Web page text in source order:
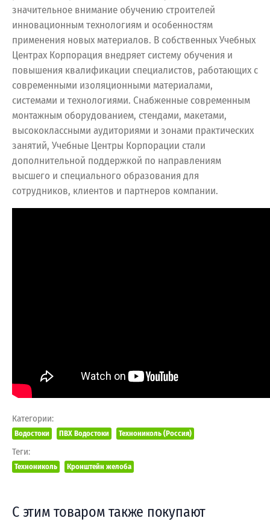
значительное внимание обучению строителей
инновационным технологиям и особенностям
применения новых материалов. В собственных Учебных
Центрах Корпорация внедряет систему обучения и
повышения квалификации специалистов, работающих с
современными изоляционными материалами,
системами и технологиями. Снабженные современным
монтажным оборудованием, стендами, макетами,
высококлассными аудиториями и зонами практических
занятий, Учебные Центры Корпорации стали
дополнительной поддержкой по направлениям
высшего и специального образования для
сотрудников, клиентов и партнеров компании.
Категории:
Водостоки ПВХ Водостоки Технониколь (Россия)
Теги:
Технониколь Кронштейн желоба
С этим товаром также покупают